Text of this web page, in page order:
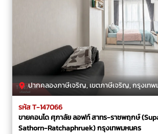
ปากคลองภาษีเจริญ, เขตภาษีเจริญ, กรุงเทพ
รหัส T-147066
ขายคอนโด ศุภาลัย ลอฟท์ สาทร-ราชพฤกษ์
Sathorn-Ratchaphruek) กรุงเทพมหนคร